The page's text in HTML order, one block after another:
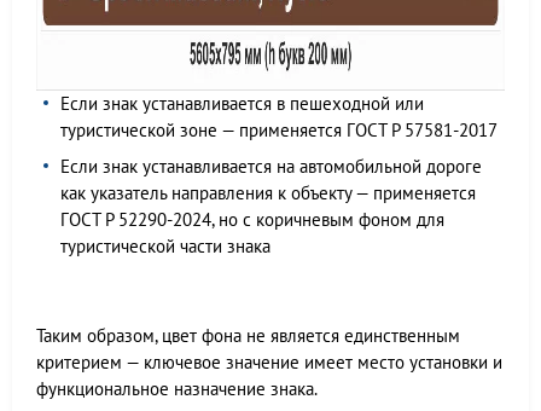
Если знак устанавливается в пешеходной или
туристической зоне — применяется ГОСТ Р 57581-2017
Если знак устанавливается на автомобильной дороге
как указатель направления к объекту — применяется
ГОСТ Р 52290-2024, но с коричневым фоном для
туристической части знака
Таким образом, цвет фона не является единственным
критерием — ключевое значение имеет место установки и
функциональное назначение знака.